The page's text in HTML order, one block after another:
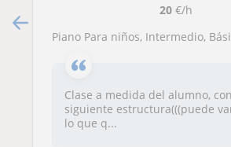
20€/h
Piano Para niños, Intermedio,
Clase a medida del alumno,
siguiente estructura(((puede
lo que q...